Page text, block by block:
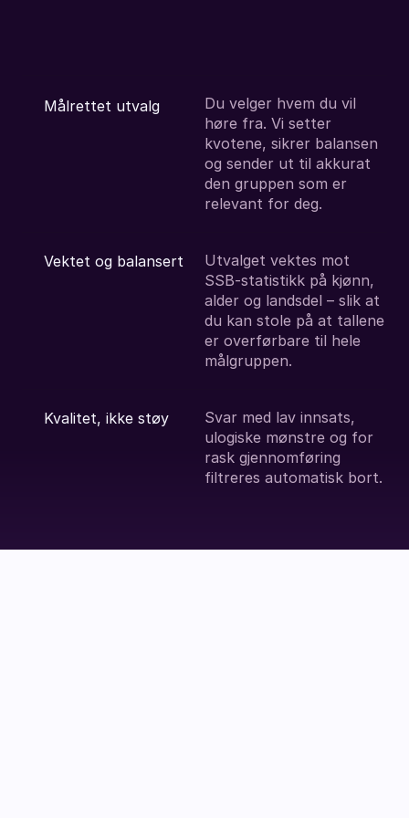
Målrettet utvalg
Du velger hvem du vil
høre fra. Vi setter
kvotene, sikrer balansen
og sender ut til akkurat
den gruppen som er
relevant for deg.
Vektet og balansert
Utvalget vektes mot
SSB-statistikk på kjønn,
alder og landsdel – slik at
du kan stole på at tallene
er overførbare til hele
målgruppen.
Kvalitet, ikke støy
Svar med lav innsats,
ulogiske mønstre og for
rask gjennomføring
filtreres automatisk bort.